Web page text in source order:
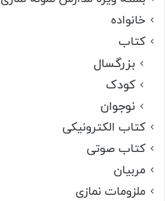
خانواده
کتاب
بزرگسال
کودک
نوجوان
کتاب الکترونیکی
کتاب صوتی
مربیان
ملزومات نمازی